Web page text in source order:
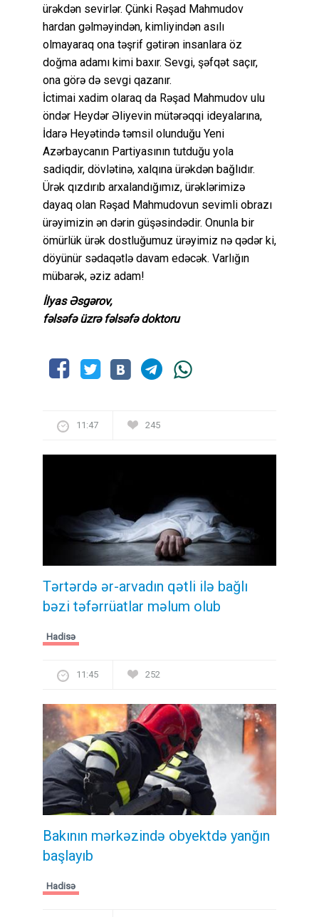
ürəkdən sevirlər. Çünki Rəşad Mahmudov
hardan gəlməyindən, kimliyindən asılı
olmayaraq ona təşrif gətirən insanlara öz
doğma adamı kimi baxır. Sevgi, şəfqət saçır,
ona görə də sevgi qazanır.
İctimai xadim olaraq da Rəşad Mahmudov ulu
öndər Heydər Əliyevin mütərəqqi ideyalarına,
İdarə Heyətində təmsil olunduğu Yeni
Azərbaycanın Partiyasının tutduğu yola
sadiqdir, dövlətinə, xalqına ürəkdən bağlıdır.
Ürək qızdırıb arxalandığımız, ürəklərimizə
dayaq olan Rəşad Mahmudovun sevimli obrazı
ürəyimizin ən dərin güşəsindədir. Onunla bir
ömürlük ürək dostluğumuz ürəyimiz nə qədər ki,
döyünür sədaqətlə davam edəcək. Varlığın
mübarək, əziz adam!
İlyas Əsgərov,
fəlsəfə üzrə fəlsəfə doktoru
11:47 245
Tərtərdə ər-arvadın qətli ilə bağlı
bəzi təfərrüatlar məlum olub
Hadisə
11:45 252
Bakının mərkəzində obyektdə yanğın
başlayıb
Hadisə